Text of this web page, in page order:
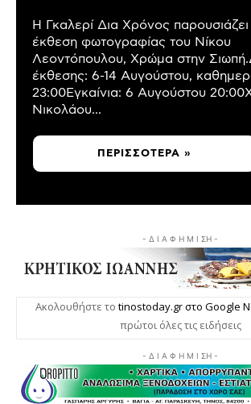
Η Γκαλερί Δια Χρόνος παρουσιάζει
έκθεση φωτογραφίας του Νίκου
Λεοντόπουλου, Χρώμα στην
έκθεσης: 6-14 Αυγούστου,
23:00Εγκαίνια: 6 Αυγούστου
Νικολάου...
ΠΕΡΙΣΣΌΤΕΡΑ »
- Δ Ι Α Φ Η Μ Ι ΣΗ -
Ακολουθήστε το tinostoday.gr στο Google
πρώτοι όλες τις ειδήσεις
- Δ Ι Α Φ Η Μ Ι ΣΗ -